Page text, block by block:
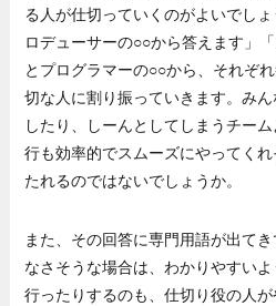
る人が仕切っていくのがよいでし
ロデューサーの○○から答えます」
とプログラマーの○○から、それぞ
切な人に割り振っていきます。み
したり、しーんとしてしまうチー
行も効率的でスムーズにやってく
たれるのではないでしょうか。
また、その回答に専門用語が出て
なさそうな場合は、わかりやすい
行ったりするのも、仕切り役の人